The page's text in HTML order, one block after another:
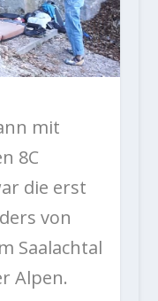
mit
8C
die erst
von
Saalachtal
Alpen.